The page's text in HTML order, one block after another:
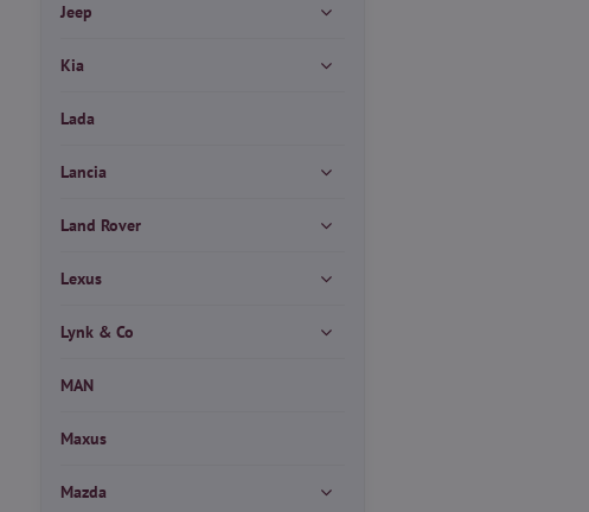
Jeep
Kia
Lada
Lancia
Land Rover
Lexus
Lynk & Co
MAN
Maxus
Mazda